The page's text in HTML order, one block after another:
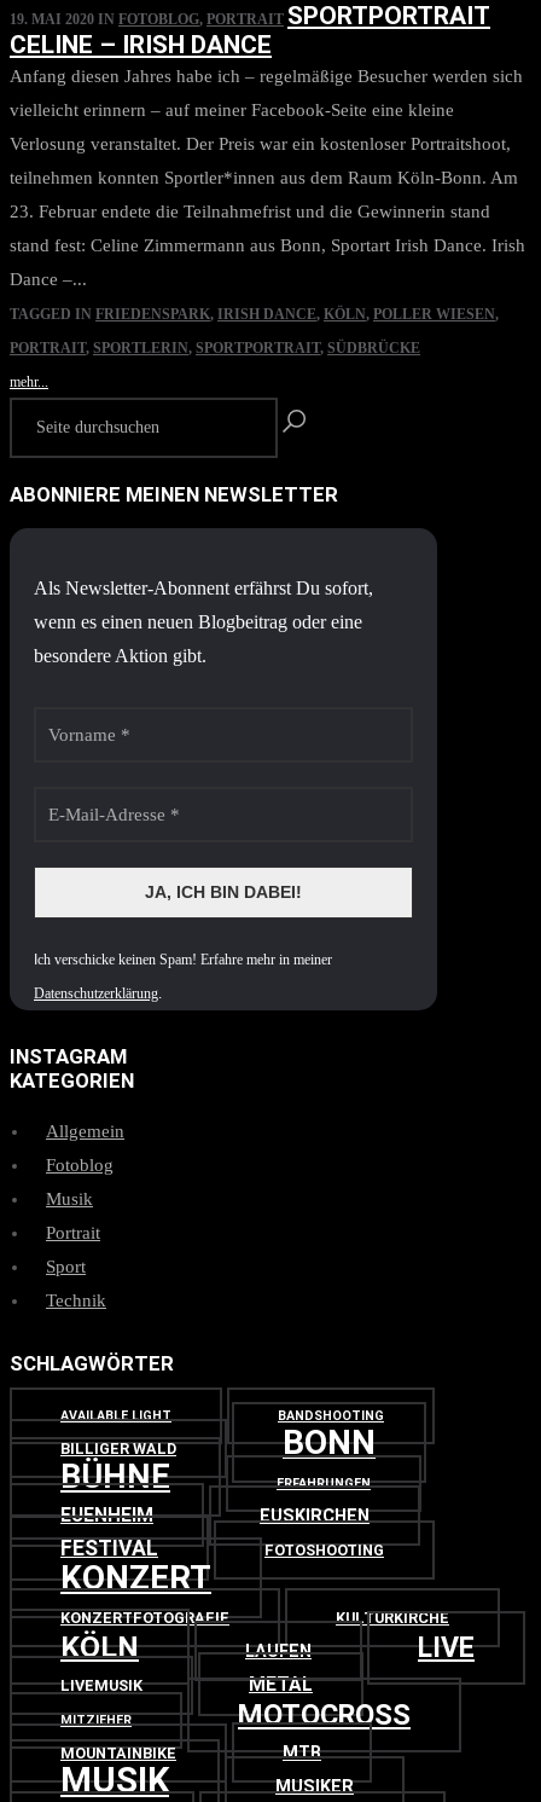
19. MAI 2020 IN FOTOBLOG, PORTRAIT SPORTPORTRAIT
CELINE – IRISH DANCE
Anfang diesen Jahres habe ich – regelmäßige Besucher werden sich
vielleicht erinnern – auf meiner Facebook-Seite eine kleine
Verlosung veranstaltet. Der Preis war ein kostenloser Portraitshoot,
teilnehmen konnten Sportler*innen aus dem Raum Köln-Bonn. Am
23. Februar endete die Teilnahmefrist und die Gewinnerin stand
stand fest: Celine Zimmermann aus Bonn, Sportart Irish Dance. Irish
Dance –...
TAGGED IN FRIEDENSPARK, IRISH DANCE, KÖLN, POLLER WIESEN,
PORTRAIT, SPORTLERIN, SPORTPORTRAIT, SÜDBRÜCKE
mehr...
ABONNIERE MEINEN NEWSLETTER
Als Newsletter-Abonnent erfährst Du sofort,
wenn es einen neuen Blogbeitrag oder eine
besondere Aktion gibt.
ch verschicke keinen Spam! Erfahre mehr in meiner
Datenschutzerklärung.
INSTAGRAM
KATEGORIEN
Allgemein
Fotoblog
Musik
Portrait
Sport
Technik
SCHLAGWÖRTER
AVAILABLE LIGHT BANDSHOOTING
BILLIGER WALD BONN
BÜHNE ERFAHRUNGEN
EUENHEIM EUSKIRCHEN
FESTIVAL FOTOSHOOTING
KONZERT
KONZERTFOTOGRAFIE KULTURKIRCHE
KÖLN LAUFEN LIVE
LIVEMUSIK METAL
MITZIEHER MOTOCROSS
MOUNTAINBIKE MTB
MUSIK MUSIKER